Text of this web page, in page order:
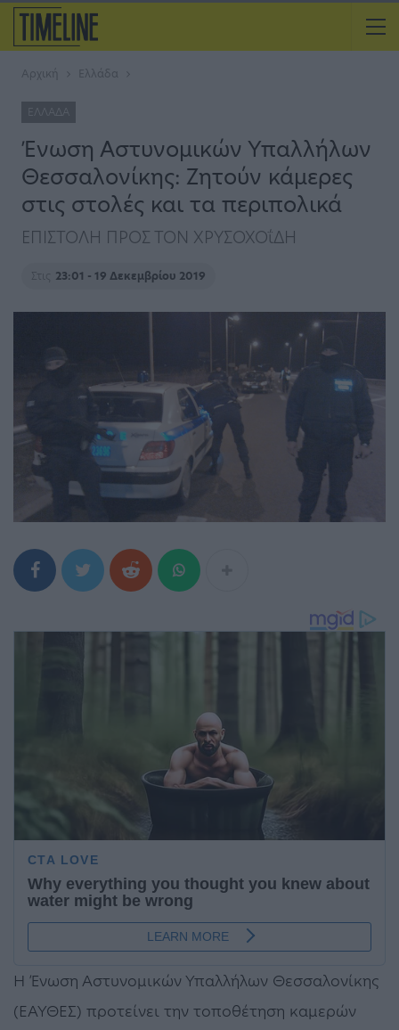
Αρχική Ελλάδα
ΕΛΛΆΔΑ
Ένωση Αστυνομικών Υπαλλήλων
Θεσσαλονίκης: Ζητούν κάμερες
στις στολές και τα περιπολικά
ΕΠΙΣΤΟΛΗ ΠΡΟΣ ΤΟΝ ΧΡΥΣΟΧΟΐΔΗ
Στις 23:01 - 19 Δεκεμβρίου 2019
Η Ένωση Αστυνομικών Υπαλλήλων Θεσσαλονίκης
(ΕΑΥΘΕΣ) προτείνει την τοποθέτηση καμερών